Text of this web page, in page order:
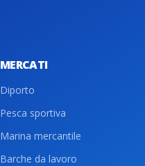
MERCATI
Diporto
Pesca sportiva
Marina mercantile
Barche da lavoro